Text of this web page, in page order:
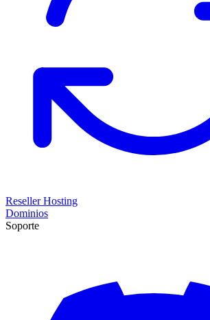
Reseller Hosting
Dominios
Soporte